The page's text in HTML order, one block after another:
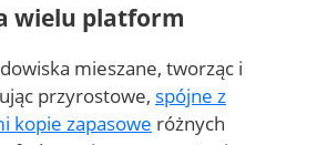
wielu platform
mieszane, tworząc i
przyrostowe, spójne z
kopie zapasowe różnych